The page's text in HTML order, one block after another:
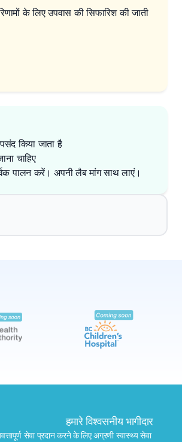
के लिए उपवास की सिफारिश की जाती
किया जाता है
चाहिए
पालन करें। अपनी लैब मांग साथ लाएं।
हमारे विश्वसनीय भागीदार
सेवा प्रदान करने के लिए अग्रणी स्वास्थ्य सेवा